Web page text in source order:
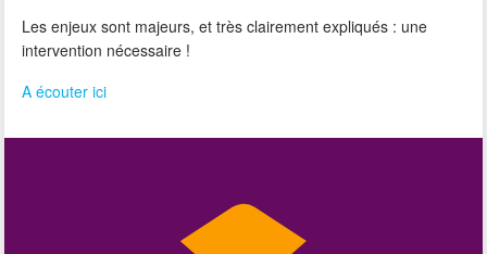
Les enjeux sont majeurs, et très clairement expliqués : une
intervention nécessaire !
A écouter ici